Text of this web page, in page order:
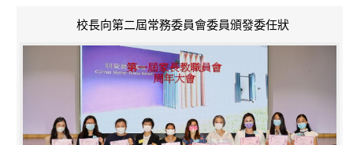
校長向第二屆常務委員會委員頒發委任狀